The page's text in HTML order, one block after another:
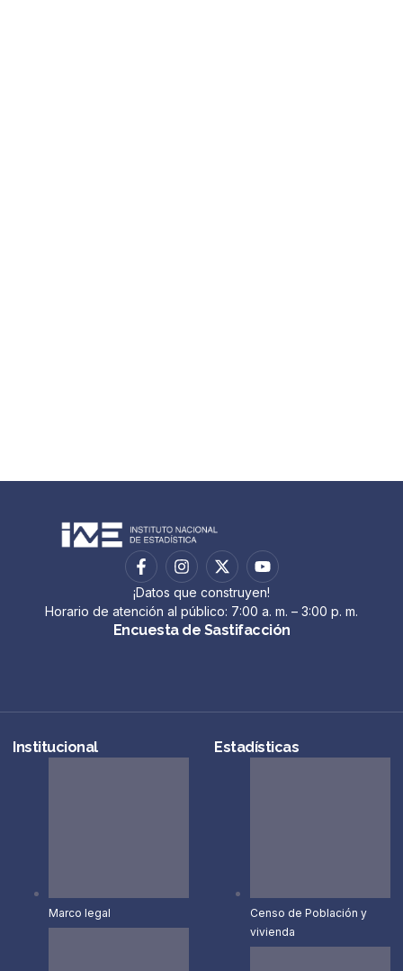
¡Datos que construyen!
Horario de atención al público: 7:00 a. m. – 3:00 p. m.
Encuesta de Sastifacción
Institucional
Marco legal
Estadísticas
Censo de Población y
vivienda